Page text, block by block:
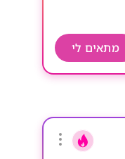
מתאים לי